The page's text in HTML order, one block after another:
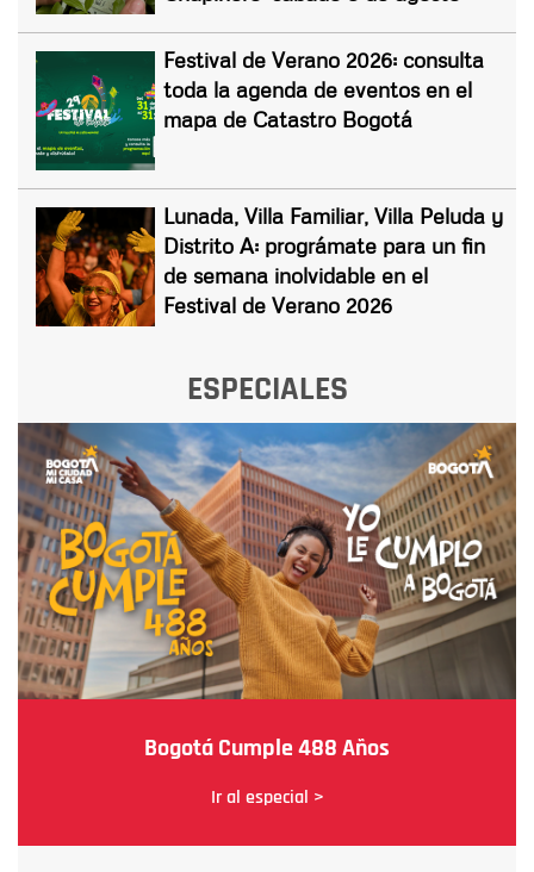
Festival de Verano 2026: consulta
toda la agenda de eventos en el
mapa de Catastro Bogotá
Lunada, Villa Familiar, Villa Peluda y
Distrito A: prográmate para un fin
de semana inolvidable en el
Festival de Verano 2026
ESPECIALES
Bogotá Cumple 488 Años
Ir al especial >